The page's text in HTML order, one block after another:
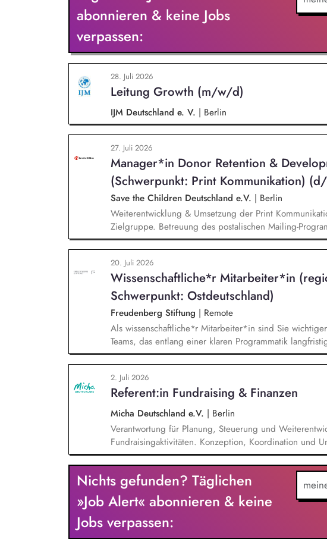
zusammen.
abonnieren & keine Jobs
verpassen:
28. Juli 2026
Leitung Growth (m/w/d)
IJM Deutschland e. V. | Berlin
27. Juli 2026
Manager*in Donor Retention &
(Schwerpunkt: Print Kommunikation)
Save the Children Deutschland e.V. | Berlin
Weiterentwicklung & Umsetzung der Print
Zielgruppe. Betreuung des postalischen Mailing-
und Spendenaufrufe sowie der Print Kommunikation
Produktion von Content für die Print Kommunikation in
Team Brand, Content & Publikationen. Redaktion und
andere Kanäle und Medien.
20. Juli 2026
Wissenschaftliche*r Mitarbeiter*in
Schwerpunkt: Ostdeutschland)
Freudenberg Stiftung | Remote
Als wissenschaftliche*r Mitarbeiter*in sind Sie
Teams, das entlang einer klaren Programmatik
Sie unterstützen die Geschäftsführung bei der
entwickeln dabei die Internationalisierungsstrategie
wissenschaftliche Erkenntnisse in alltagsangebundene
Stiftungsprogrammatik.
2. Juli 2026
Referent:in Fundraising & Finanzen
Micha Deutschland e.V. | Berlin
Verantwortung für Planung, Steuerung und
Fundraisingaktivitäten. Konzeption, Koordination und
Fundraisingkampagnen (z. B. Frühjahr, Jahresende,
strategische Weiterentwicklung der Spender:innen‑
Drittmittelmanagement: Antragstellung, Berichte,
Budget‑ und Liquiditätsplanung sowie laufendes
Nichts gefunden? Täglichen
»Job Alert« abonnieren & keine
Jobs verpassen: